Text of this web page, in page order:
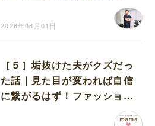
2026年08月01日
［５］垢抜けた夫がクズだっ
た話｜見た目が変われば自信
に繋がるはず！ファッション